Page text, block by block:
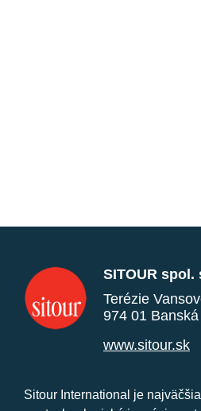
SITOUR spol.
Terézie
974 01
www.sitour.sk
Sitour International je